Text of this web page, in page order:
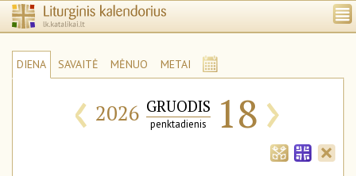
DIENA SAVAITĖ MĖNUO METAI
‹ 2026 GRUODIS
penktadienis 18 ›